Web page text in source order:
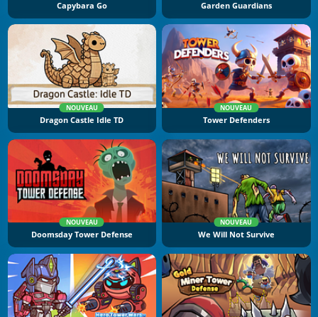
Capybara Go Garden Guardians
NOUVEAU
Dragon Castle Idle TD
NOUVEAU
Tower Defenders
NOUVEAU
Doomsday Tower Defense
NOUVEAU
We Will Not Survive